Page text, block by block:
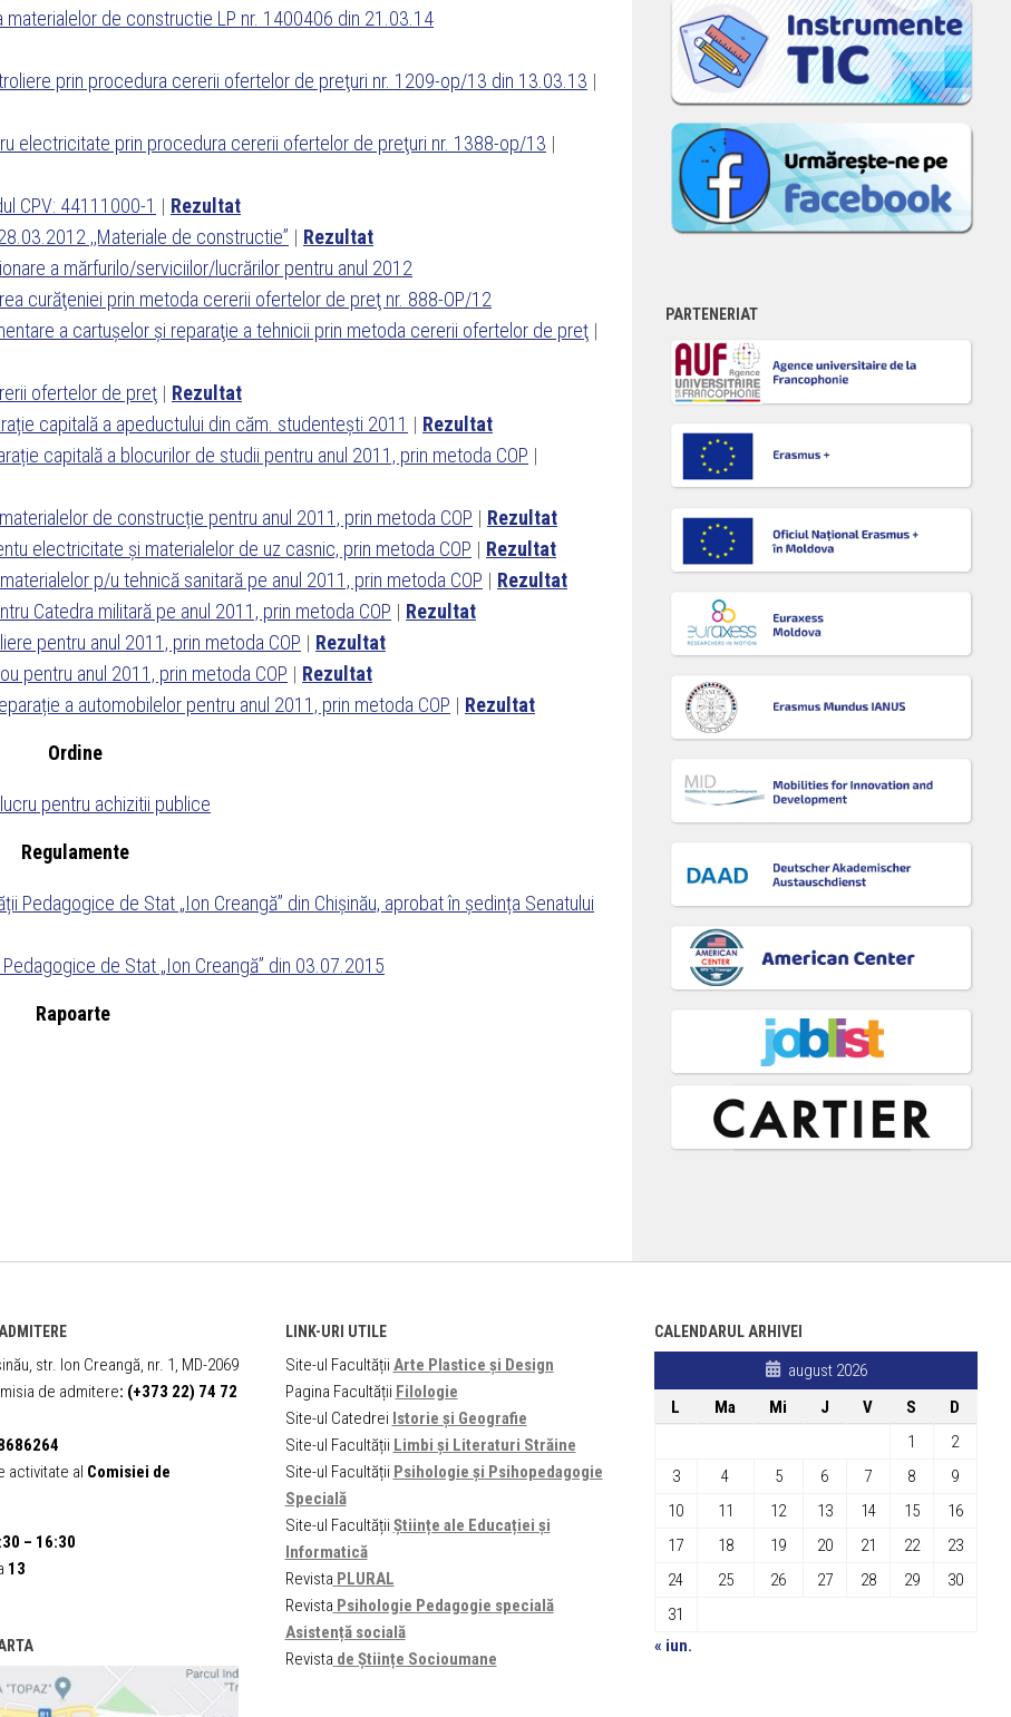
de constructie LP nr. 1400406 din 21.03.14
prin procedura cererii ofertelor de preţuri nr. 1209-op/13 din 13.03.13 |
electricitate prin procedura cererii ofertelor de preţuri nr. 1388-op/13 |
CPV: 44111000-1 | Rezultat
,,Materiale de constructie” | Rezultat
a mărfurilo/serviciilor/lucrărilor pentru anul 2012
curăţeniei prin metoda cererii ofertelor de preţ nr. 888-OP/12
a cartuşelor şi reparaţie a tehnicii prin metoda cererii ofertelor de preţ |
ofertelor de preţ | Rezultat
capitală a apeductului din căm. studentești 2011 | Rezultat
capitală a blocurilor de studii pentru anul 2011, prin metoda COP |
de construcție pentru anul 2011, prin metoda COP | Rezultat
electricitate și materialelor de uz casnic, prin metoda COP | Rezultat
p/u tehnică sanitară pe anul 2011, prin metoda COP | Rezultat
Catedra militară pe anul 2011, prin metoda COP | Rezultat
pentru anul 2011, prin metoda COP | Rezultat
pentru anul 2011, prin metoda COP | Rezultat
a automobilelor pentru anul 2011, prin metoda COP | Rezultat
Ordine
pentru achizitii publice
Regulamente
Pedagogice de Stat „Ion Creangă” din Chișinău, aprobat în ședința Senatului
de Stat „Ion Creangă” din 03.07.2015
Rapoarte
PARTENERIAT
str. Ion Creangă, nr. 1, MD-2069
de admitere: (+373 22) 74 72
activitate al Comisiei de
– 16:30
13
LINK-URI UTILE
Site-ul Facultății Arte Plastice și Design
Pagina Facultății Filologie
Site-ul Catedrei Istorie și Geografie
Site-ul Facultății Limbi și Literaturi Străine
Site-ul Facultății Psihologie și Psihopedagogie
Specială
Site-ul Facultății Științe ale Educației și
Informatică
Revista PLURAL
Revista Psihologie Pedagogie specială
Asistență socială
Revista de Științe Socioumane
CALENDARUL ARHIVEI
august 2026
L
Ma Mi J V S
D
1
2
3
4 5 6 7 8
9
10
11 12 13 14 15
16
17
18 19 20 21 22
23
24
25 26 27 28 29
30
31
« iun.